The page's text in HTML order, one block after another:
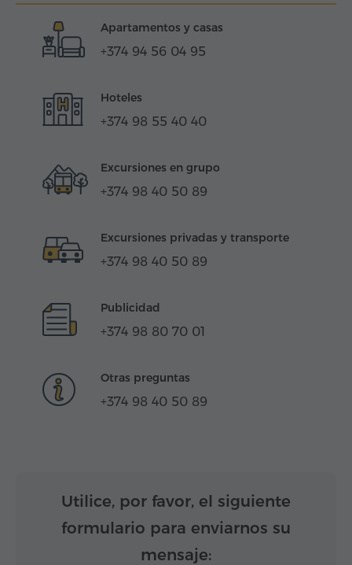
Apartamentos y casas
+374 94 56 04 95
Hoteles
+374 98 55 40 40
Excursiones en grupo
+374 98 40 50 89
Excursiones privadas y transporte
+374 98 40 50 89
Publicidad
+374 98 80 70 01
Otras preguntas
+374 98 40 50 89
Utilice, por favor, el siguiente
formulario para enviarnos su
mensaje: